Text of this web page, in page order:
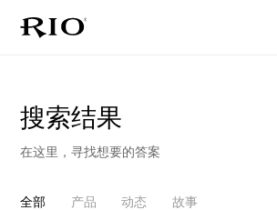
产品家族
搜索结果
在这里，寻找想要的答案
全部 产品 动态 故事